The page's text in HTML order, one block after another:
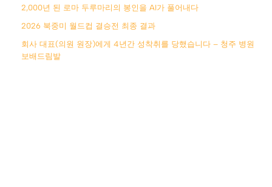
2,000년 된 로마 두루마리의 봉인을 AI가 풀어내다
2026 북중미 월드컵 결승전 최종 결과
회사 대표(의원 원장)에게 4년간 성착취를 당했습니다 – 청주 병원
보배드림발